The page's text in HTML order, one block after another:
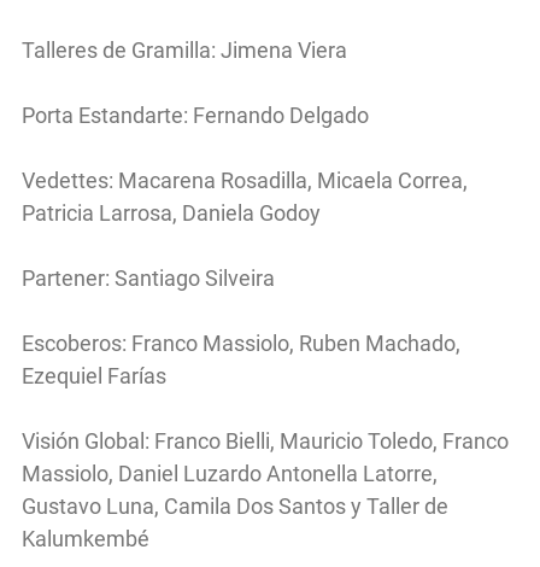
Talleres de Gramilla: Jimena Viera
Porta Estandarte: Fernando Delgado
Vedettes: Macarena Rosadilla, Micaela Correa,
Patricia Larrosa, Daniela Godoy
Partener: Santiago Silveira
Escoberos: Franco Massiolo, Ruben Machado,
Ezequiel Farías
Visión Global: Franco Bielli, Mauricio Toledo, Franco
Massiolo, Daniel Luzardo Antonella Latorre,
Gustavo Luna, Camila Dos Santos y Taller de
Kalumkembé